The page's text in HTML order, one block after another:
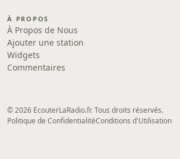
À PROPOS
À Propos de Nous
Ajouter une station
Widgets
Commentaires
© 2026 EcouterLaRadio.fr. Tous droits réservés.
Politique de ConfidentialitéConditions d'Utilisation